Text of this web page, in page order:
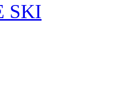
SKI